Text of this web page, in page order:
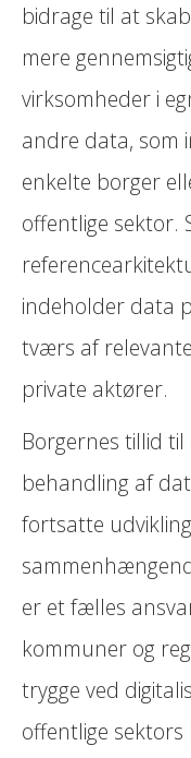
bidrage til at
mere
virksomheder i
andre data, som
enkelte borger
offentlige sektor.
indeholder data
tværs af
private aktører.
Borgernes tillid
behandling af
fortsatte
er et fælles
kommuner og
trygge ved
offentlige